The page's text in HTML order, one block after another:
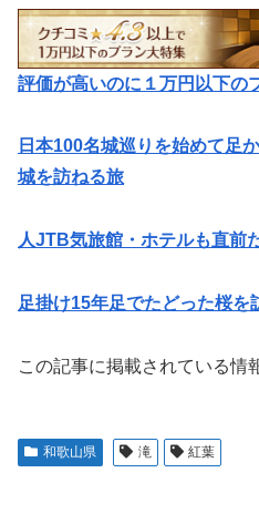
評価が高いのに１万円以下の
日本100名城巡りを始めて足
城を訪ねる旅
人JTB気旅館・ホテルも直前
足掛け15年足でたどった桜を
この記事に掲載されている情
和歌山県 滝 紅葉